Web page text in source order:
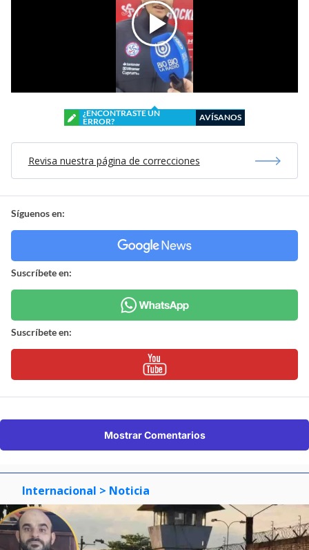
¿ENCONTRASTE UN
ERROR?
AVÍSANOS
Revisa nuestra página de correcciones
Síguenos en:
Suscríbete en:
Suscríbete en:
Mostrar Comentarios
Internacional > Noticia